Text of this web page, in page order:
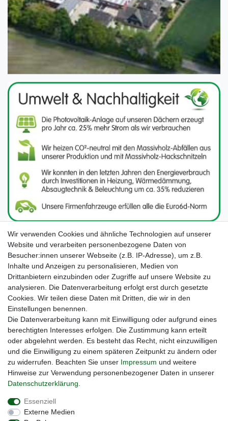
Unsere Seiten im Social Media:
Wir verwenden Cookies und ähnliche Technologien auf unserer
Website und verarbeiten personenbezogene Daten von
Besucher:innen unserer Webseite (z.B. IP-Adresse), um z.B.
Inhalte und Anzeigen zu personalisieren, Medien von
Drittanbietern einzubinden oder Zugriffe auf unsere Website zu
analysieren. Die Datenverarbeitung erfolgt erst durch gesetzte
Cookies. Wir teilen diese Daten mit Dritten, die wir in den
Einstellungen benennen.
Die Datenverarbeitung kann mit Einwilligung oder aufgrund eines
berechtigten Interesses erfolgen. Die Zustimmung kann erteilt
oder abgelehnt werden. Es besteht das Recht, nicht einzuwilligen
und die Einwilligung zu einem späteren Zeitpunkt zu ändern oder
zu widerrufen. Beachten Sie unser Impressum und weitere
Hinweise zur Verwendung personenbezogener Daten in unserer
Daten­schutz­erklärung
Essenziell
Externe Medien